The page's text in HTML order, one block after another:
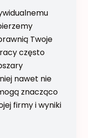
Twoje
często
nawet nie
znacząco
firmy i wyniki